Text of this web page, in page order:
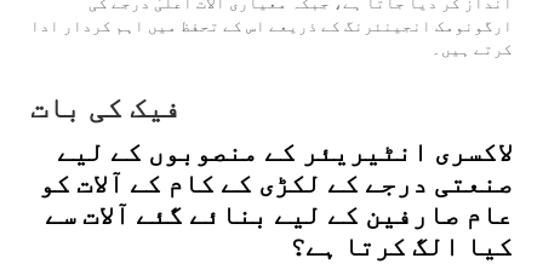
ارگونومک انجینئرنگ کے ذریعے اس کے تحفظ میں اہم کردار ادا
کرتے ہیں۔
فیک کی بات
لاکسری انٹیریئر کے منصوبوں کے لیے
صنعتی درجے کے لکڑی کے کام کے آلات کو
عام صارفین کے لیے بنائے گئے آلات سے
کیا الگ کرتا ہے؟